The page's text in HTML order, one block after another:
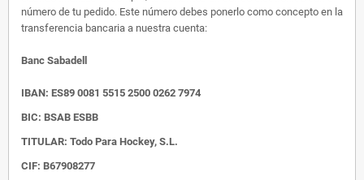
número de tu pedido. Este número debes ponerlo como concepto en la
transferencia bancaria a nuestra cuenta:
Banc Sabadell
IBAN: ES89 0081 5515 2500 0262 7974
BIC: BSAB ESBB
TITULAR: Todo Para Hockey, S.L.
CIF: B67908277